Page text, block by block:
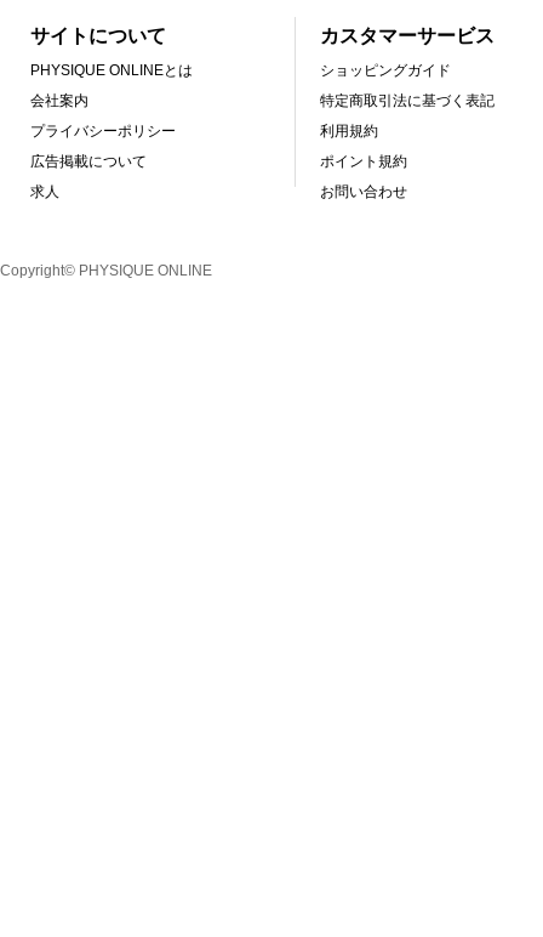
サイトについて
PHYSIQUE ONLINEとは
会社案内
プライバシーポリシー
広告掲載について
求人
カスタマーサービス
ショッピングガイド
特定商取引法に基づく表記
利用規約
ポイント規約
お問い合わせ
Copyright© PHYSIQUE ONLINE